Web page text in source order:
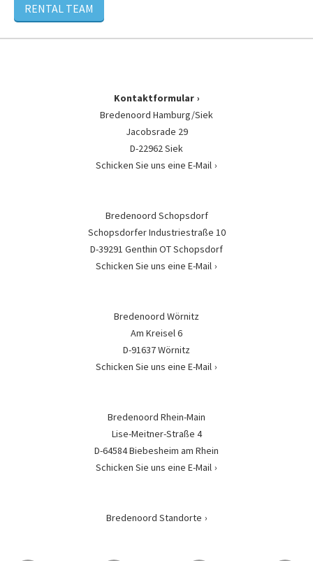
RENTAL TEAM
Kontaktformular
Bredenoord Hamburg/Siek
Jacobsrade 29
D-22962 Siek
Schicken Sie uns eine E-Mail
Bredenoord Schopsdorf
Schopsdorfer Industriestraße 10
D-39291 Genthin OT Schopsdorf
Schicken Sie uns eine E-Mail
Bredenoord Wörnitz
Am Kreisel 6
D-91637 Wörnitz
Schicken Sie uns eine E-Mail
Bredenoord Rhein-Main
Lise-Meitner-Straße 4
D-64584 Biebesheim am Rhein
Schicken Sie uns eine E-Mail
Bredenoord Standorte